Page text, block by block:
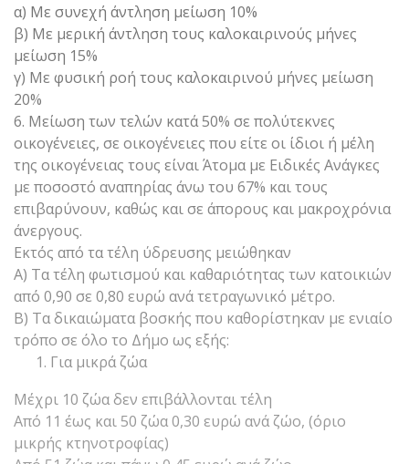
α) Με συνεχή άντληση μείωση 10%
β) Με μερική άντληση τους καλοκαιρινούς μήνες
μείωση 15%
γ) Με φυσική ροή τους καλοκαιρινού μήνες μείωση
20%
6. Μείωση των τελών κατά 50% σε πολύτεκνες
οικογένειες, σε οικογένειες που είτε οι ίδιοι ή μέλη
της οικογένειας τους είναι Άτομα με Ειδικές Ανάγκες
με ποσοστό αναπηρίας άνω του 67% και τους
επιβαρύνουν, καθώς και σε άπορους και μακροχρόνια
άνεργους.
Εκτός από τα τέλη ύδρευσης μειώθηκαν
Α) Τα τέλη φωτισμού και καθαριότητας των κατοικιών
από 0,90 σε 0,80 ευρώ ανά τετραγωνικό μέτρο.
Β) Τα δικαιώματα βοσκής που καθορίστηκαν με ενιαίο
τρόπο σε όλο το Δήμο ως εξής:
Για μικρά ζώα
Μέχρι 10 ζώα δεν επιβάλλονται τέλη
Από 11 έως και 50 ζώα 0,30 ευρώ ανά ζώο, (όριο
μικρής κτηνοτροφίας)